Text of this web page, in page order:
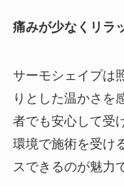
痛みが少なくリラ
サーモシェイプは
りとした温かさを
者でも安心して受
環境で施術を受け
スできるのが魅力